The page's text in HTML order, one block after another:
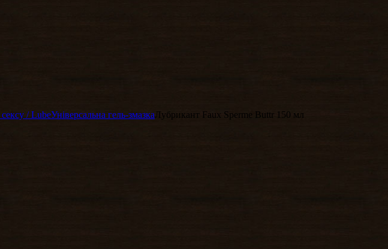
/ LubeУніверсальна гель-змазкаЛубрикант Faux Sperme Buttr 150 мл